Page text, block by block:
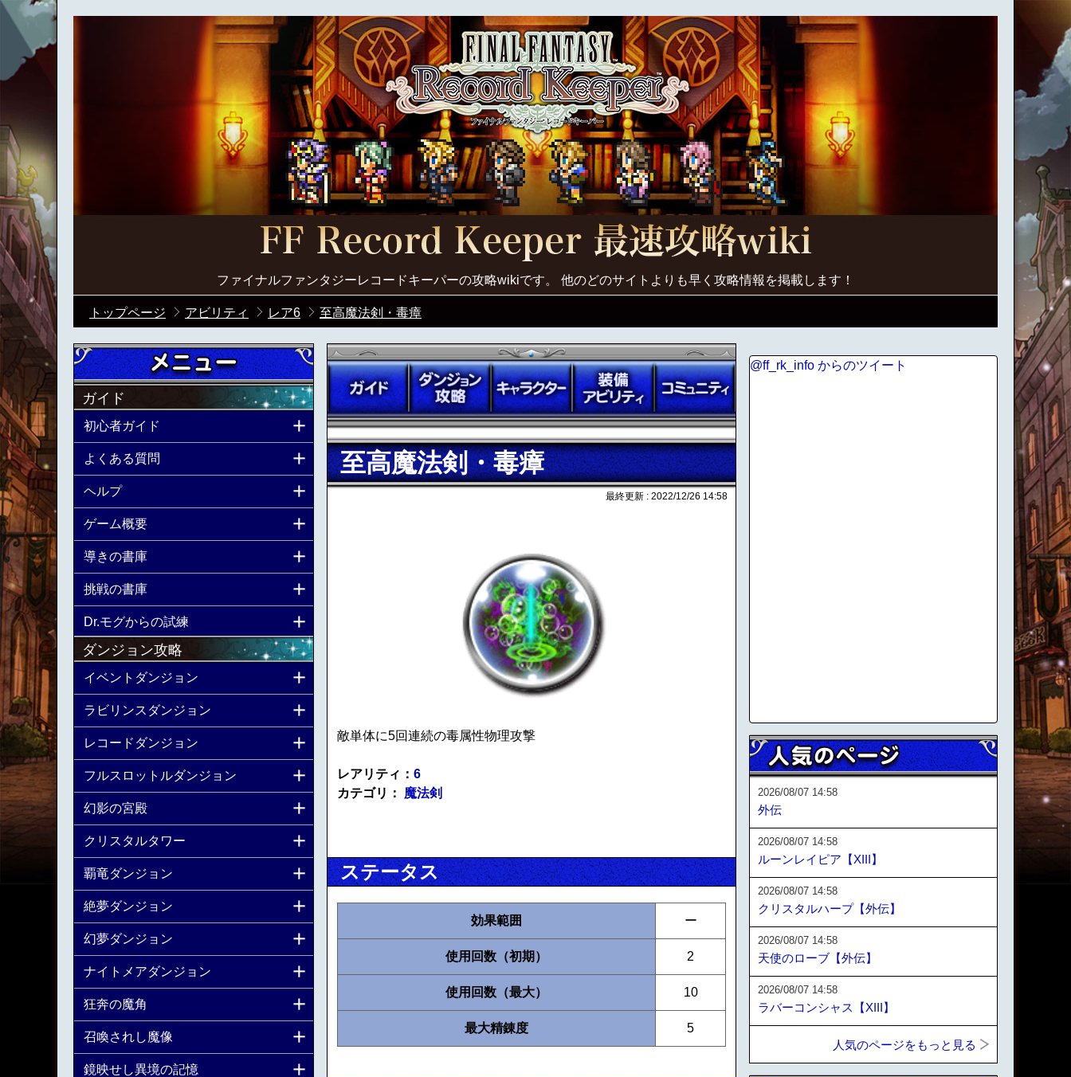
ファイナルファンタジーレコードキーパーの攻略wikiです。 他のどのサイトよりも早く攻略情報を掲載します！
トップページ アビリティ レア6 至高魔法剣・毒瘴
至高魔法剣・毒瘴
最終更新 : 2022/12/26 14:58
敵単体に5回連続の毒属性物理攻撃
レアリティ： 6
カテゴリ： 魔法剣
ステータス
効果範囲 ー
使用回数（初期） 2
使用回数（最大） 10
最大精錬度 5
ガイド
初心者ガイド
よくある質問
ヘルプ
ゲーム概要
導きの書庫
挑戦の書庫
Dr.モグからの試練
ダンジョン攻略
イベントダンジョン
ラビリンスダンジョン
レコードダンジョン
フルスロットルダンジョン
幻影の宮殿
クリスタルタワー
覇竜ダンジョン
絶夢ダンジョン
幻夢ダンジョン
ナイトメアダンジョン
狂奔の魔角
召喚されし魔像
鏡映せし異境の記憶
@ff_rk_info からのツイート
2026/08/07 14:58
外伝
2026/08/07 14:58
ルーンレイピア【XIII】
2026/08/07 14:58
クリスタルハープ【外伝】
2026/08/07 14:58
天使のローブ【外伝】
2026/08/07 14:58
ラバーコンシャス【XIII】
人気のページをもっと見る